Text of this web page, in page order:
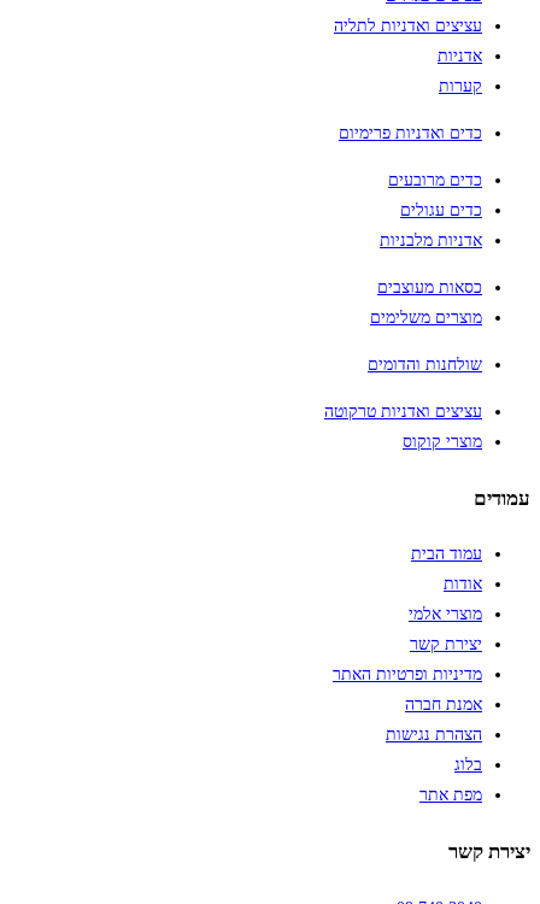
עציצים ואדניות לתליה
אדניות
קערות
כדים ואדניות פרימיום
כדים מרובעים
כדים עגולים
אדניות מלבניות
כסאות מעוצבים
מוצרים משלימים
שולחנות והדומים
עציצים ואדניות טרקוטה
מוצרי קוקוס
עמודים
עמוד הבית
אודות
מוצרי אלמי
יצירת קשר
מדיניות ופרטיות האתר
אמנת חברה
הצהרת נגישות
בלוג
מפת אתר
יצירת קשר